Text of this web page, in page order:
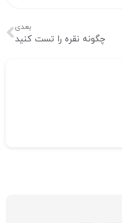
بعدی
چگونه نقره را تست کنید